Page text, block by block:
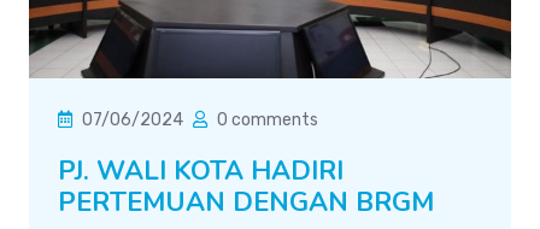
07/06/2024 0 comments
PJ. WALI KOTA HADIRI
PERTEMUAN DENGAN BRGM